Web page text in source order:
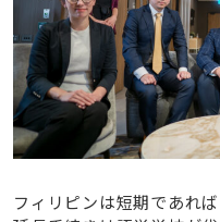
フィリピンは短期であれ